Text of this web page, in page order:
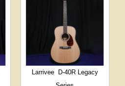
Larrivee
D-40R Legacy